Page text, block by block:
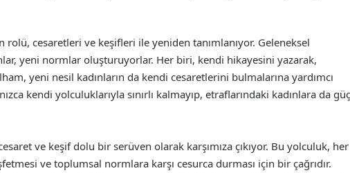
rolü, cesaretleri ve keşifleri ile yeniden tanımlanıyor. Geleneksel
yeni normlar oluşturuyorlar. Her biri, kendi hikayesini yazarak,
yeni nesil kadınların da kendi cesaretlerini bulmalarına yardımcı
kendi yolculuklarıyla sınırlı kalmayıp, etraflarındaki kadınlara da güç
ve keşif dolu bir serüven olarak karşımıza çıkıyor. Bu yolculuk, her
ve toplumsal normlara karşı cesurca durması için bir çağrıdır.